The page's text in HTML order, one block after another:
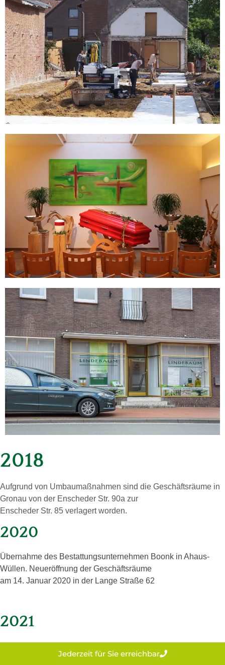
2018
Aufgrund von Umbaumaßnahmen sind die Ge­schäfts­räu­me in
Gro­nau von der En­sche­der Str. 90a zur
En­sche­der Str. 85 ver­la­gert worden.
2020
Über­nah­me des Be­stat­tungs­un­ter­neh­men Boonk in Ahaus-
Wül­len. Neu­er­öff­nung der Ge­schäftsräu­me
am 14. Ja­nu­ar 2020 in der Lange Stra­ße 62
2021
Im ganz kleinem Rahmen haben wir unser 75
Jederzeit für Sie erreichbar